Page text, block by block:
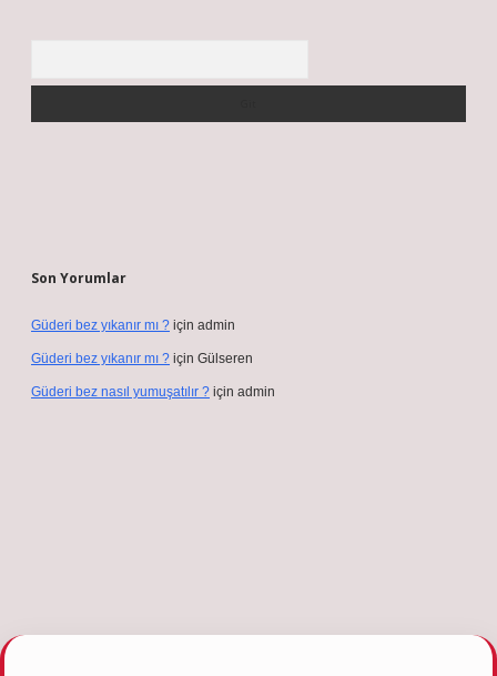
Son Yorumlar
Güderi bez yıkanır mı ? için admin
Güderi bez yıkanır mı ? için Gülseren
Güderi bez nasıl yumuşatılır ? için admin